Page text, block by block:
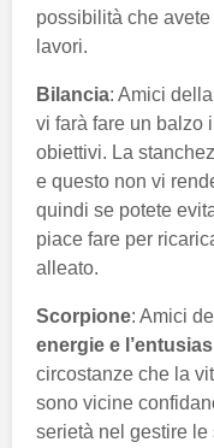
possibilità che
lavori.
Bilancia: Amici
vi farà fare un balzo
obiettivi. La
e questo non vi
quindi se potete
piace fare per
alleato.
Scorpione: Amici
energie e
circostanze che la
sono vicine
serietà nel gestire